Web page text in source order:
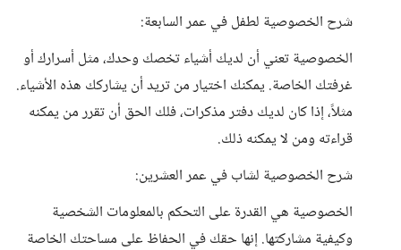
شرح الخصوصية لطفل في عمر السابعة:
الخصوصية تعني أن لديك أشياء تخصك وحدك، مثل أسرارك أو
غرفتك الخاصة. يمكنك اختيار من تريد أن يشاركك هذه الأشياء.
مثلاً، إذا كان لديك دفتر مذكرات، فلك الحق أن تقرر من يمكنه
قراءته ومن لا يمكنه ذلك.
شرح الخصوصية لشاب في عمر العشرين:
الخصوصية هي القدرة على التحكم بالمعلومات الشخصية
وكيفية مشاركتها. إنها حقك في الحفاظ على مساحتك الخاصة